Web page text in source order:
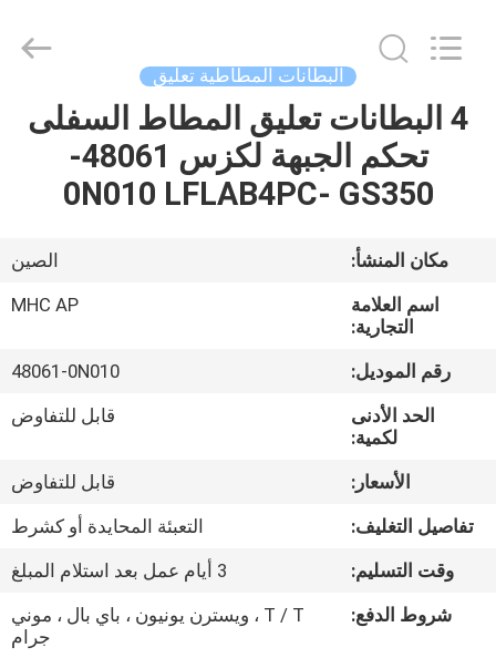
الصفحة
الرئيسية
معلومات
جولة
المعمل
مراقبة
الجودة
Limited.
Reserved.
البطانات المطاطية تعليق
4 البطانات تعليق المطاط السفلى
تحكم الجبهة لكزس 48061-
0N010 LFLAB4PC- GS350
مكان المنشأ:
الصين
اسم العلامة
التجارية:
MHC AP
رقم الموديل:
48061-0N010
الحد الأدنى
لكمية:
قابل للتفاوض
الأسعار:
قابل للتفاوض
تفاصيل التغليف:
التعبئة المحايدة أو كشرط
وقت التسليم:
3 أيام عمل بعد استلام المبلغ
شروط الدفع:
T / T ، ويسترن يونيون ، باي بال ، موني
جرام